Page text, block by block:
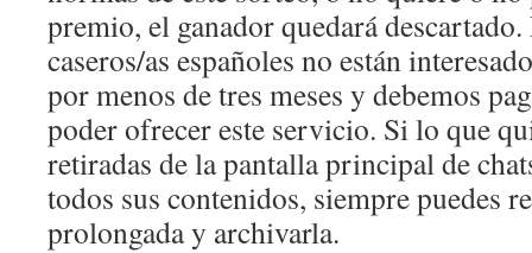
premio, el ganador quedará
caseros/as españoles no están
por menos de tres meses y debemos
poder ofrecer este servicio. Si lo que
retiradas de la pantalla principal de
todos sus contenidos, siempre puedes
prolongada y archivarla.